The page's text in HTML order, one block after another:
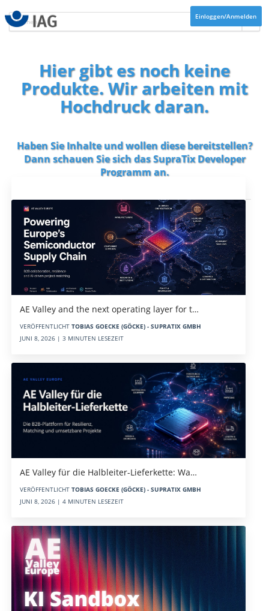
Einloggen/Anmelden
Hier gibt es noch keine
Produkte. Wir arbeiten mit
Hochdruck daran.
Haben Sie Inhalte und wollen diese bereitstellen?
Dann schauen Sie sich dasSupraTix Developer
Programman.
AE Valley and the next operating layer for t…
VERÖFFENTLICHT TOBIAS GOECKE (GÖCKE) - SUPRATIX GMBH
JUNI 8, 2026 | 3 MINUTEN LESEZEIT
AE Valley für die Halbleiter-Lieferkette: Wa…
VERÖFFENTLICHT TOBIAS GOECKE (GÖCKE) - SUPRATIX GMBH
JUNI 8, 2026 | 4 MINUTEN LESEZEIT